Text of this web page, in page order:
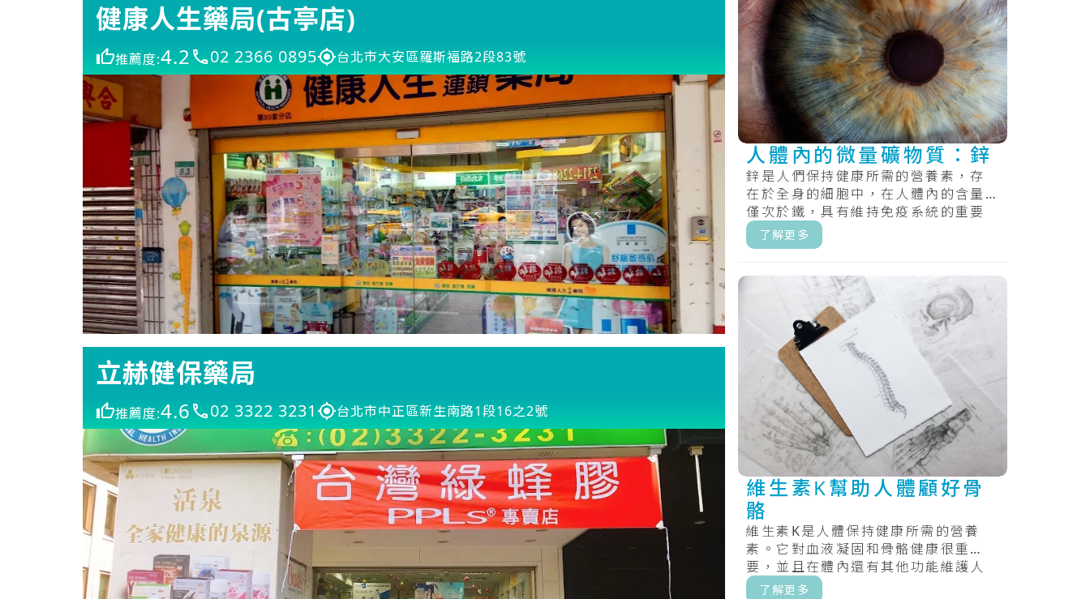
健康人生藥局(古亭店)
推薦度:4.2 02 2366 0895 台北市大安區羅斯福路2段83號
立赫健保藥局
推薦度:4.6 02 3322 3231 台北市中正區新生南路1段16之2號
人體內的微量礦物質：鋅
鋅是人們保持健康所需的營養素，存
在於全身的細胞中，在人體內的含量
僅次於鐵，具有維持免疫系統的重要
性。.....
了解更多
維生素K幫助人體顧好骨
骼
維生素K是人體保持健康所需的營養
素。它對血液凝固和骨骼健康很重
要，並且在體內還有其他功能維護人
體的健康。.....
了解更多